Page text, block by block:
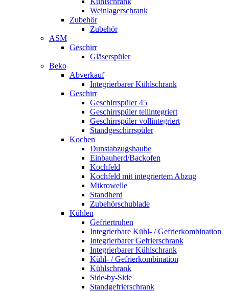
Weinlagerschrank
Zubehör
Zubehör
ASM
Geschirr
Gläserspüler
Beko
Abverkauf
Integrierbarer Kühlschrank
Geschirr
Geschirrspüler 45
Geschirrspüler teilintegriert
Geschirrspüler vollintegriert
Standgeschirrspüler
Kochen
Dunstabzugshaube
Einbauherd/Backofen
Kochfeld
Kochfeld mit integriertem Abzug
Mikrowelle
Standherd
Zubehörschublade
Kühlen
Gefriertruhen
Integrierbare Kühl- / Gefrierkombination
Integrierbarer Gefrierschrank
Integrierbarer Kühlschrank
Kühl- / Gefrierkombination
Kühlschrank
Side-by-Side
Standgefrierschrank